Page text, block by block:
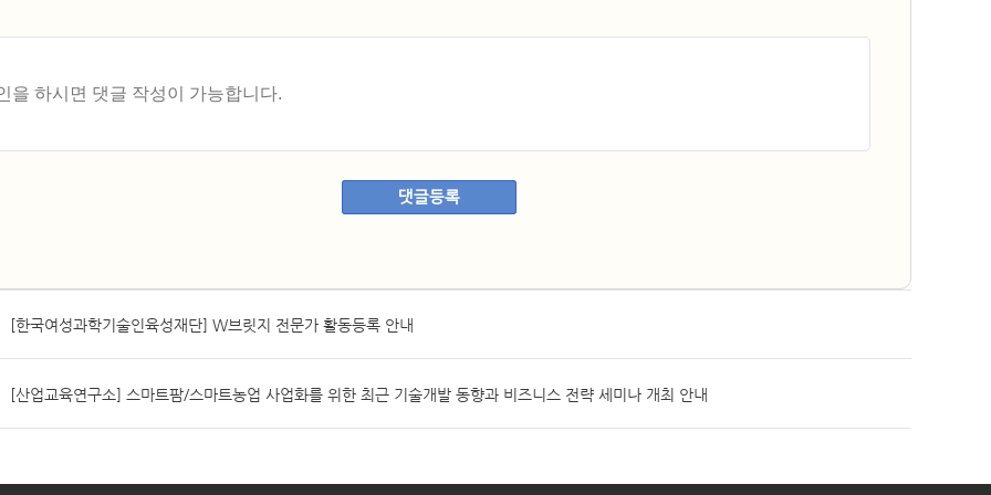
댓글등록
[한국여성과학기술인육성재단] W브릿지 전문가 활동등록 안내
[산업교육연구소] 스마트팜/스마트농업 사업화를 위한 최근 기술개발 동향과 비즈니스 전략 세미나 개최 안내